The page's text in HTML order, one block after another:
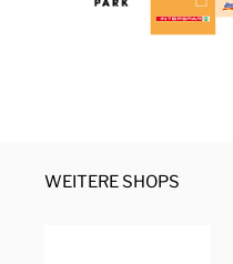
WEITERE SHOPS